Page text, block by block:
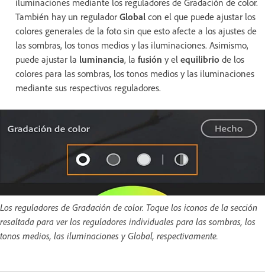
También hay un regulador Global con el que puede ajustar los
colores generales de la foto sin que esto afecte a los ajustes de
las sombras, los tonos medios y las iluminaciones. Asimismo,
puede ajustar la luminancia, la fusión y el equilibrio de los
colores para las sombras, los tonos medios y las iluminaciones
mediante sus respectivos reguladores.
Los reguladores de Gradación de color. Toque los iconos de la sección
resaltada para ver los reguladores individuales para las sombras, los
tonos medios, las iluminaciones y Global, respectivamente.